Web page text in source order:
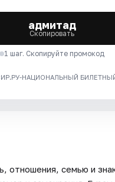
адмитад
Скопировать
1 шаг. Скопируйте промокод
НАЦИОНАЛЬНЫЙ БИЛЕТНЫЙ
отношения, семью и